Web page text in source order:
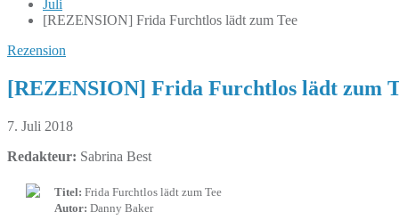
Juli
[REZENSION] Frida Furchtlos lädt zum Tee
Rezension
[REZENSION] Frida Furchtlos lädt zum
7. Juli 2018
Redakteur: Sabrina Best
Titel: Frida Furchtlos lädt zum Tee
Autor: Danny Baker